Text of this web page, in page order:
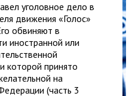
уголовное дело в
движения «Голос»
обвиняют в
иностранной или
которой принято
на
(часть 3